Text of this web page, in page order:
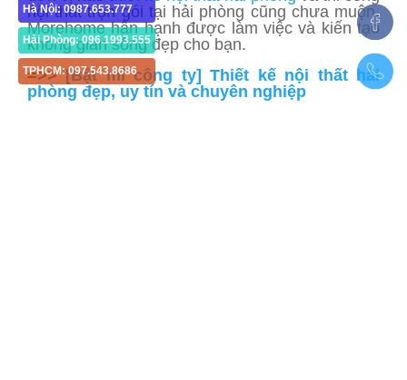
Hà Nội: 0987.653.777
Hải Phòng: 096.1993.555
TPHCM: 097.543.8686
nội thất trọn gói tại hải phòng cũng chưa muộn.
Morehome hân hạnh được làm việc và kiến tạo
không gian sống đẹp cho bạn.
=>> [Bật mí công ty] Thiết kế nội thất hải
phòng đẹp, uy tín và chuyên nghiệp